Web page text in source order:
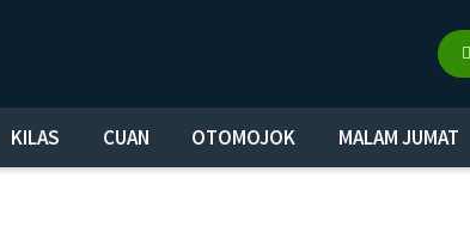
KILAS CUAN OTOMOJOK MALAM JUMAT